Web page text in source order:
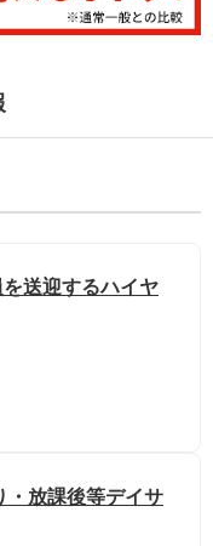
を送迎するハイヤ
・放課後等デイサ